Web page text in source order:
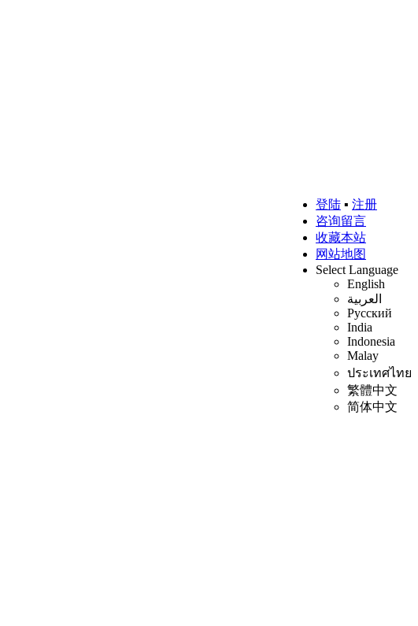
登陆 ▪ 注册
咨询留言
收藏本站
网站地图
Select Language
English
العربية
Русский
India
Indonesia
Malay
ประเทศไทย
繁體中文
简体中文